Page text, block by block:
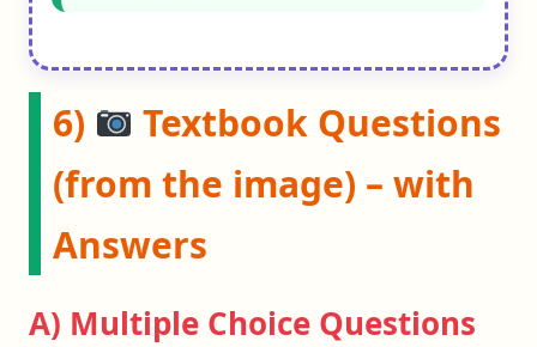
6)
Textbook Questions
(from the image) – with
Answers
A) Multiple Choice Questions